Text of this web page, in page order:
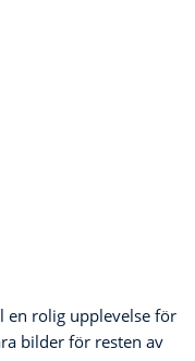
en rolig upplevelse för
bilder för resten av